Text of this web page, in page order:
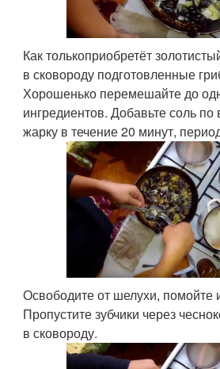
Как толькоприобретёт
в сковороду подготовленные
Хорошенько перемешайте до
ингредиентов. Добавьте соль
жарку в течение 20 минут,
Освободите от шелухи, помойте
Пропустите зубчики через
в сковороду.